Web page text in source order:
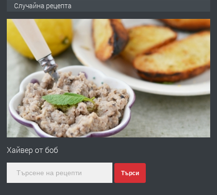
преди 1 година
ПРЕДЛАГА Работа за общи работници
преди 1 година
ПРЕДЛАГА
Първи поход "По стъпките на Ангел
Случайна рецепта
Хайвер от боб
Търси